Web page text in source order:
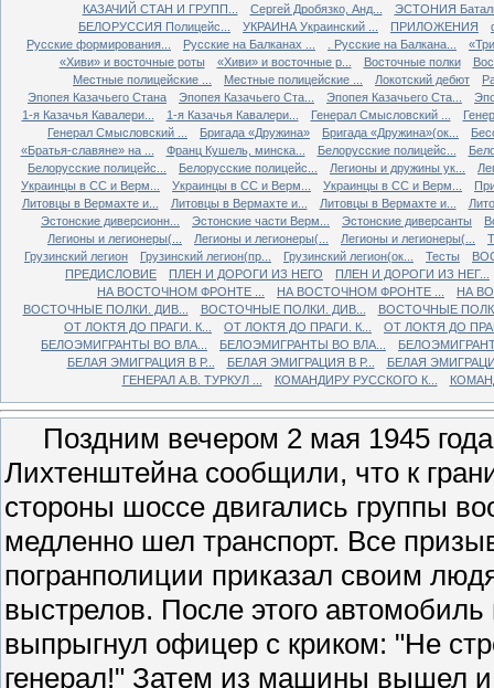
КАЗАЧИЙ СТАН И ГРУПП...
Сергей Дробязко, Анд...
ЭСТОНИЯ
БЕЛОРУССИЯ Полицейс...
УКРАИНА Украинский ... ПРИЛОЖЕНИЯ
Русские формирования...
Русские на Балканах ... . Русские на Балкана...
«Хиви» и восточные роты
«Хиви» и восточные р... Восточные полки
Местные полицейские ...
Местные полицейские ... Локотский дебют
Эпопея Казачьего Стана
Эпопея Казачьего Ста... Эпопея Казачьего Ста...
1-я Казачья Кавалери...
1-я Казачья Кавалери... Генерал Смысловский ...
Генерал Смысловский ...
Бригада «Дружина» Бригада «Дружина»(ок...
«Братья-славяне» на ...
Франц Кушель, минска... Белорусские полицейс...
Белорусские полицейс...
Белорусские полицейс... Легионы и дружины ук...
Украинцы в СС и Верм...
Украинцы в СС и Верм... Украинцы в СС и Верм...
Литовцы в Вермахте и...
Литовцы в Вермахте и... Литовцы в Вермахте и...
Эстонские диверсионн...
Эстонские части Верм... Эстонские диверсанты
Легионы и легионеры(...
Легионы и легионеры(... Легионы и легионеры(...
Грузинский легион
Грузинский легион(пр... Грузинский легион(ок... Тесты
ПРЕДИСЛОВИЕ
ПЛЕН И ДОРОГИ ИЗ НЕГО
ПЛЕН И ДОРОГИ ИЗ НЕГ...
НА ВОСТОЧНОМ ФРОНТЕ ...
НА ВОСТОЧНОМ ФРОНТЕ ...
НА
ВОСТОЧНЫЕ ПОЛКИ. ДИВ...
ВОСТОЧНЫЕ ПОЛКИ. ДИВ...
ВОСТОЧНЫЕ
ОТ ЛОКТЯ ДО ПРАГИ. К...
ОТ ЛОКТЯ ДО ПРАГИ. К...
ОТ ЛОКТЯ ДО
БЕЛОЭМИГРАНТЫ ВО ВЛА...
БЕЛОЭМИГРАНТЫ ВО ВЛА...
БЕЛАЯ ЭМИГРАЦИЯ В Р...
БЕЛАЯ ЭМИГРАЦИЯ В Р...
БЕЛАЯ
ГЕНЕРАЛ А.В. ТУРКУЛ ...
КОМАНДИРУ РУССКОГО К...
Поздним вечером 2 мая 1945 года
Лихтенштейна сообщили, что к
стороны шоссе двигались группы
медленно шел транспорт. Все
погранполиции приказал своим
выстрелов. После этого
выпрыгнул офицер с криком: "Не
генерал!" Затем из машины вышел и